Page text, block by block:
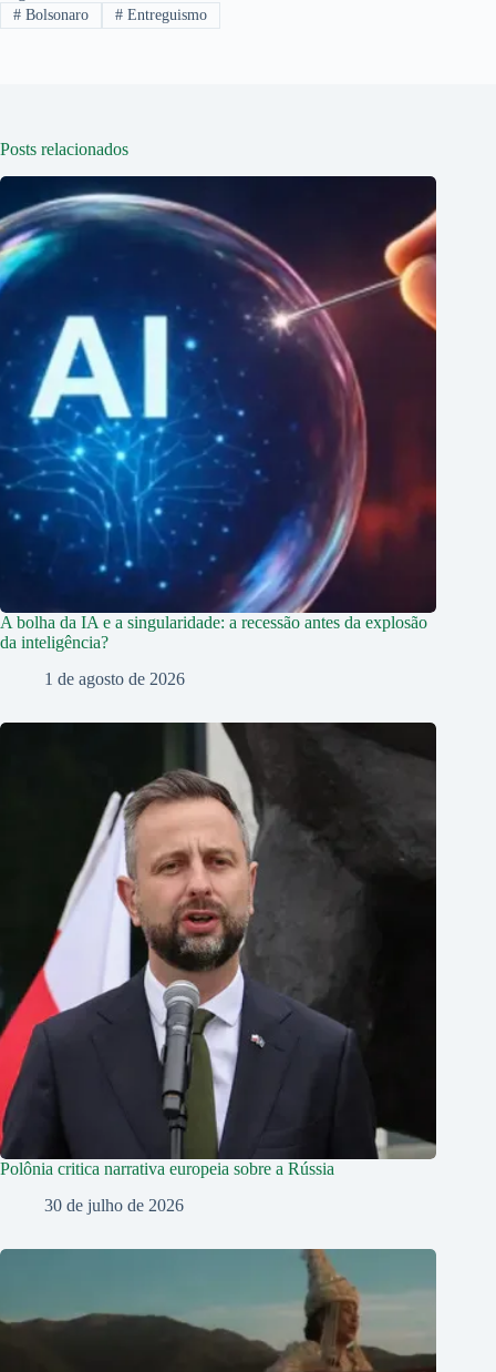
#Bolsonaro #Entreguismo
Posts relacionados
A bolha da IA e a singularidade: a recessão antes da explosão
da inteligência?
1 de agosto de 2026
Polônia critica narrativa europeia sobre a Rússia
30 de julho de 2026